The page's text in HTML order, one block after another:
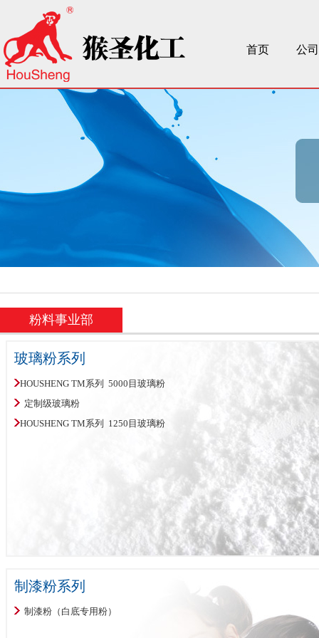
首页 公
粉料事业部
玻璃粉系列
HOUSHENG TM系列 5000目玻璃粉
定制级玻璃粉
HOUSHENG TM系列 1250目玻璃粉
制漆粉系列
制漆粉（白底专用粉）